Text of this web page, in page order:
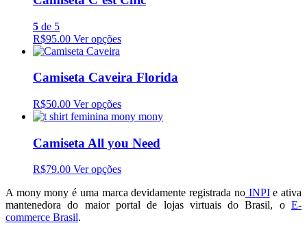
5 de 5
R$95.00 Ver opções
Camiseta Caveira Florida
R$50.00 Ver opções
Camiseta All you Need
R$79.00 Ver opções
A mony mony é uma marca devidamente registrada noINPIe ativa
mantenedora do maior portal de lojas virtuais do Brasil, o E-
commerce Brasil.